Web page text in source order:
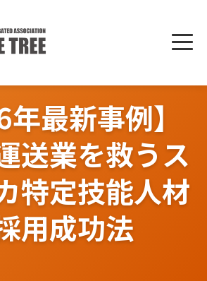
メニ
ュー
年最新事例】
送業を救うス
特定技能人材
用成功法